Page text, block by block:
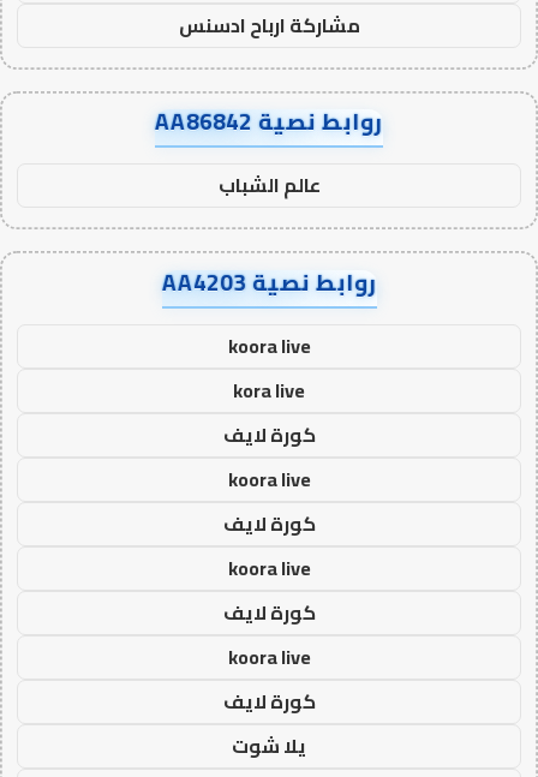
مشاركة ارباح ادسنس
روابط نصية AA86842
عالم الشباب
روابط نصية AA4203
koora live
kora live
كورة لايف
koora live
كورة لايف
koora live
كورة لايف
koora live
كورة لايف
يلا شوت